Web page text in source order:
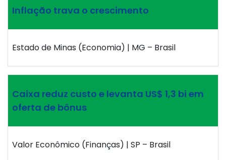
Inflação trava o crescimento
Estado de Minas (Economia) | MG – Brasil
Caixa reduz custo e levanta US$ 1,3 bi em
oferta de bônus
Valor Econômico (Finanças) | SP – Brasil